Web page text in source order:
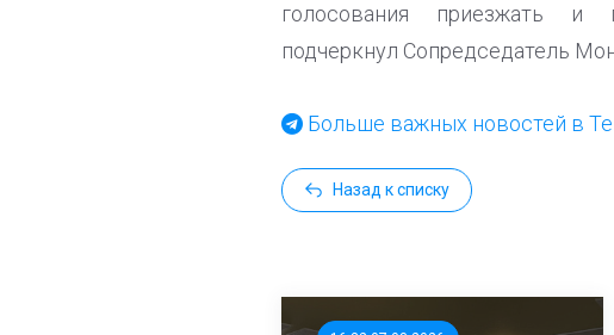
голосования приезжать
подчеркнул Сопредседатель
Больше важных новостей в
Назад к списку